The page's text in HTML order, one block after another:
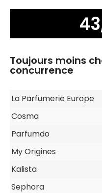
Toujours moins
concurrence
La Parfumerie Europe
Cosma
Parfumdo
My Origines
Kalista
Sephora